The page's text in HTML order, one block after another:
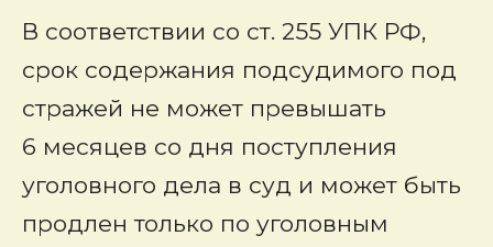
В соответствии со ст. 255 УПК РФ,
срок содержания подсудимого под
стражей не может превышать
6 месяцев со дня поступления
уголовного дела в суд и может быть
продлен только по уголовным